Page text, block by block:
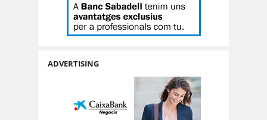
ADVERTISING